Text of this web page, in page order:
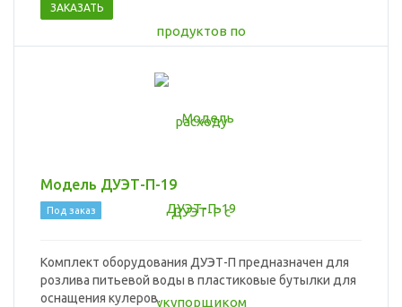
ЗАКАЗАТЬ
Модель ДУЭТ-П-19
Под заказ
Комплект оборудования ДУЭТ-П предназначен для
розлива питьевой воды в пластиковые бутылки для
оснащения кулеров.